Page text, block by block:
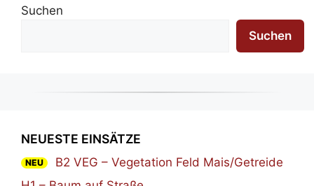
Suchen
Suchen
NEUESTE EINSÄTZE
NEU
B2 VEG – Vegetation Feld Mais/Getreide